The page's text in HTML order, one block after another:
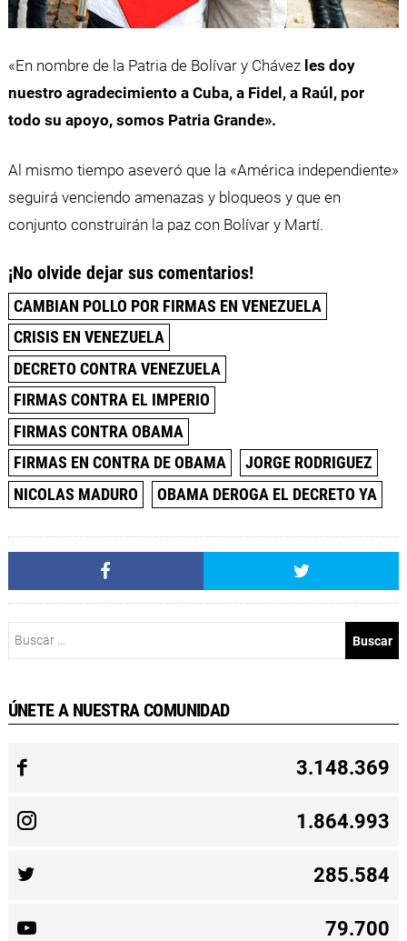
«En nombre de la Patria de Bolívar y Chávezles doy
nuestro agradecimiento a Cuba, a Fidel, a Raúl, por
todo su apoyo, somos Patria Grande».
Al mismo tiempo aseveró que la «América independiente»
seguirá venciendo amenazas y bloqueos y que en
conjunto construirán la paz con Bolívar y Martí.
¡No olvide dejar sus comentarios!
CAMBIAN POLLO POR FIRMAS EN VENEZUELA
CRISIS EN VENEZUELA
DECRETO CONTRA VENEZUELA
FIRMAS CONTRA EL IMPERIO
FIRMAS CONTRA OBAMA
FIRMAS EN CONTRA DE OBAMA
JORGE RODRIGUEZ
NICOLAS MADURO
OBAMA DEROGA EL DECRETO YA
ÚNETE A NUESTRA COMUNIDAD
3.148.369
1.864.993
285.584
79.700